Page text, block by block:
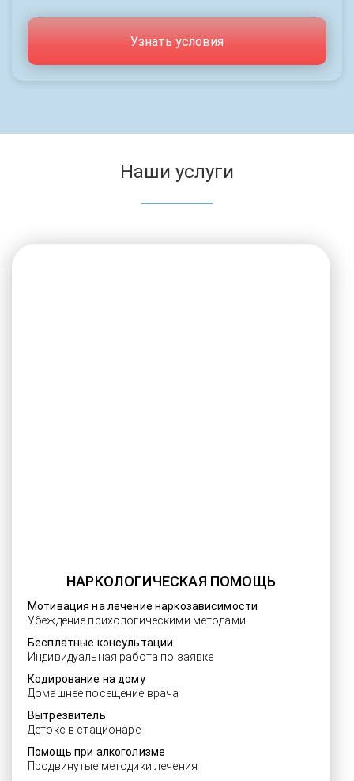
Узнать условия
Наши услуги
НАРКОЛОГИЧЕСКАЯ ПОМОЩЬ
Мотивация на лечение наркозависимости
Убеждение психологическими методами
Бесплатные консультации
Индивидуальная работа по заявке
Кодирование на дому
Домашнее посещение врача
Вытрезвитель
Детокс в стационаре
Помощь при алкоголизме
Продвинутые методики лечения